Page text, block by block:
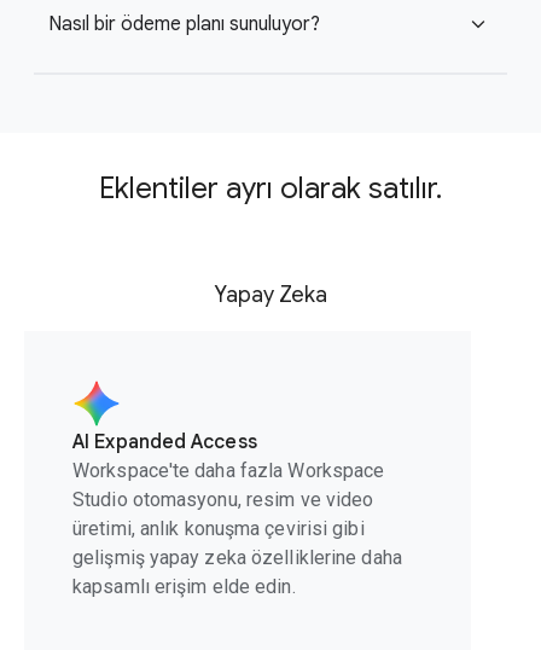
Nasıl bir ödeme planı sunuluyor? expand_more
Eklentiler ayrı olarak satılır.
Yapay Zeka
AI Expanded Access
Workspace'te daha fazla Workspace
Studio otomasyonu, resim ve video
üretimi, anlık konuşma çevirisi gibi
gelişmiş yapay zeka özelliklerine daha
kapsamlı erişim elde edin.